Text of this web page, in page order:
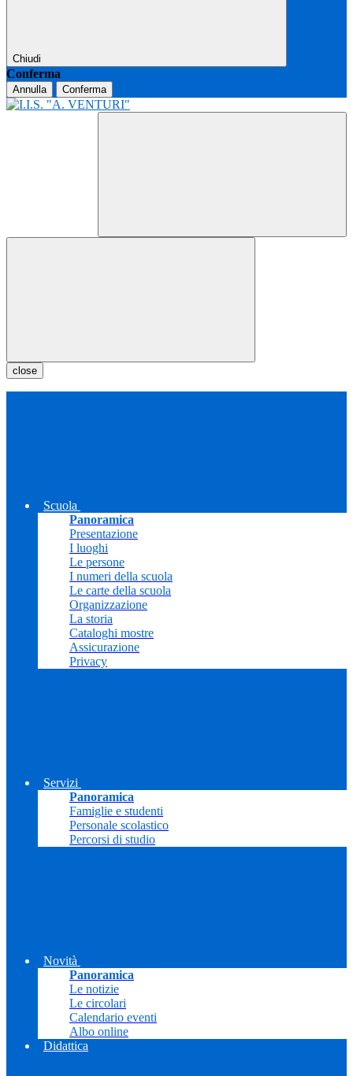
Chiudi
Conferma
Annulla Conferma
close
Scuola
Panoramica
Presentazione
I luoghi
Le persone
I numeri della scuola
Le carte della scuola
Organizzazione
La storia
Cataloghi mostre
Assicurazione
Privacy
Servizi
Panoramica
Famiglie e studenti
Personale scolastico
Percorsi di studio
Novità
Panoramica
Le notizie
Le circolari
Calendario eventi
Albo online
Didattica